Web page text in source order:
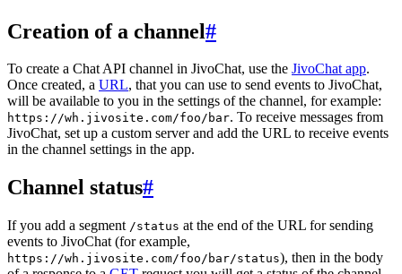
Creation of a channel#
To create a Chat API channel in JivoChat, use the JivoChat app.
Once created, a URL, that you can use to send events to JivoChat,
will be available to you in the settings of the channel, for example:
https://wh.jivosite.com/foo/bar. To receive messages from
JivoChat, set up a custom server and add the URL to receive events
in the channel settings in the app.
Channel status#
If you add a segment /status at the end of the URL for sending
events to JivoChat (for example,
https://wh.jivosite.com/foo/bar/status), then in the body